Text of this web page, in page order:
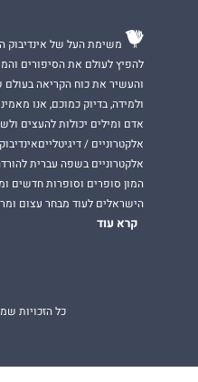
משימת העל של אינדיבוק
להפיץ לעולם את הסיפורים
והעשיר את כוח הקריאה בעולם
ולמידה, בדיוק כמוכם, אנו
אדם ומילים יכולות להעצים
אלקטרוניים /
אלקטרוניים בשפה עברית
המון סופרים וסופרות חדשים
הישראלים לעוד מבחר עצום
קרא עוד
כל הזכויות